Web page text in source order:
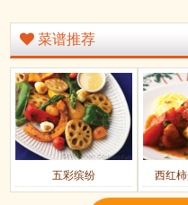
菜谱推荐
五彩缤纷 西红